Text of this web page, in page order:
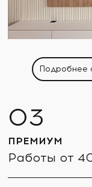
Подробнее
ПРЕМИУМ
Работы от